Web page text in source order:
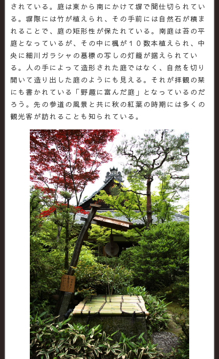
されている。庭は東から南にかけて塀で間仕切られてい
る。塀際には竹が植えられ、その手前には自然石が積ま
れることで、庭の矩形性が保たれている。南庭は苔の平
庭となっているが、その中に楓が１０数本植えられ、中
央に細川ガラシャの墓標の写しの灯籠が据えられてい
る。人の手によって造形された庭ではなく、自然を切り
開いて造り出した庭のようにも見える。それが拝観の栞
にも書かれている「野趣に富んだ庭」となっているのだ
ろう。先の参道の風景と共に秋の紅葉の時期には多くの
観光客が訪れることも知られている。